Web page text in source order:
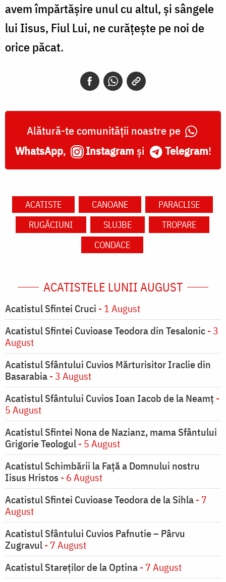
avem împărtăşire unul cu altul, şi sângele
lui Iisus, Fiul Lui, ne curăţeşte pe noi de
orice păcat.
Alătură-te comunității noastre pe
WhatsApp, Instagram și Telegram!
ACATISTE CANOANE
PARACLISE
RUGĂCIUNI
SLUJBE
TROPARE
CONDACE
ACATISTELE LUNII AUGUST
Acatistul Sfintei Cruci - 1 August
Acatistul Sfintei Cuvioase Teodora din Tesalonic- 3
August
Acatistul Sfântului Cuvios Mărturisitor Iraclie din
Basarabia- 3 August
Acatistul Sfântului Cuvios Ioan Iacob de la Neamț -
5 August
Acatistul Sfintei Nona de Nazianz, mama Sfântului
Grigorie Teologul- 5 August
Acatistul Schimbării la Faţă a Domnului nostru
Iisus Hristos - 6 August
Acatistul Sfintei Cuvioase Teodora de la Sihla- 7
August
Acatistul Sfântului Cuvios Pafnutie – Pârvu
Zugravul- 7 August
Acatistul Stareţilor de la Optina- 7 August